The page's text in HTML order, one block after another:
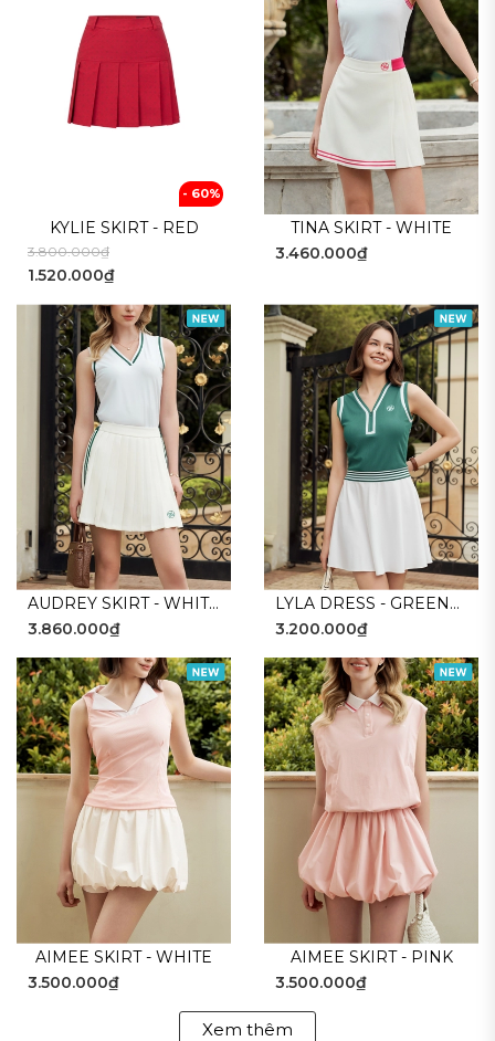
- 60%
KYLIE SKIRT - RED
3.800.000₫
1.520.000₫
TINA SKIRT - WHITE
3.460.000₫
AUDREY SKIRT - WHITE
GREEN
3.860.000₫
LYLA DRESS - GREEN
WHITE
3.200.000₫
AIMEE SKIRT - WHITE
3.500.000₫
AIMEE SKIRT - PINK
3.500.000₫
Xem thêm